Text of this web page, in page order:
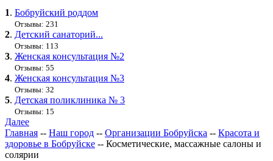
1. Бобруйский роддом
Отзывы: 231
2. Детский санаторий...
Отзывы: 113
3. Женская консультация №2
Отзывы: 55
4. Женская консультация №3
Отзывы: 32
5. Детская поликлиника № 3
Отзывы: 15
Далее
Главная -- Наш город -- Организации Бобруйска -- Красота и
здоровье в Бобруйске -- Косметические, массажные салоны и
солярии